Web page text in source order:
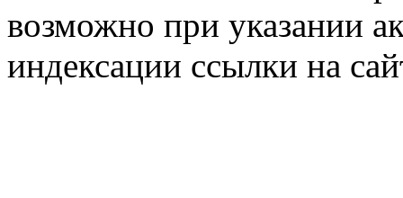
возможно при указании
индексации ссылки на